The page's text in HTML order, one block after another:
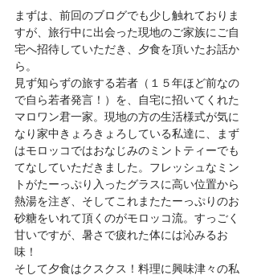
まずは、前回のブログでも少し触れておりま
すが、旅行中に出会った現地のご家族にご自
宅へ招待していただき、夕食を頂いたお話か
ら。
見ず知らずの旅する若者（１５年ほど前なの
で自ら若者発言！）を、自宅に招いてくれた
マロワン君一家。現地の方の生活様式が気に
なり家中きょろきょろしている私達に、まず
はモロッコではおなじみのミントティーでも
てなしていただきました。フレッシュなミン
トがたーっぷり入ったグラスに高い位置から
熱湯を注ぎ、そしてこれまたたーっぷりのお
砂糖をいれて頂くのがモロッコ流。すっごく
甘いですが、暑さで疲れた体には沁みるお
味！
そして夕食はクスクス！料理に興味津々の私